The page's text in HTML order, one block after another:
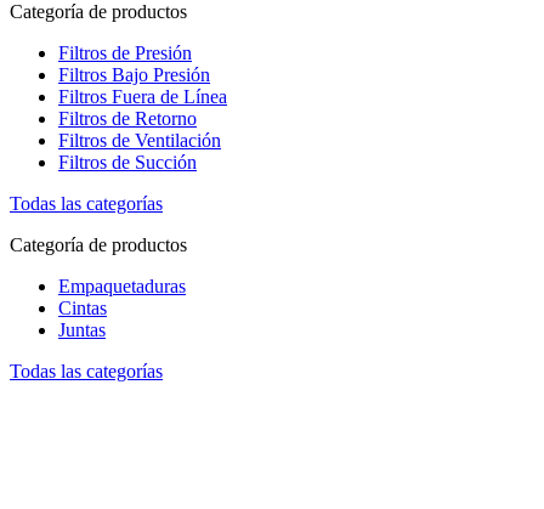
Categoría de productos
Filtros de Presión
Filtros Bajo Presión
Filtros Fuera de Línea
Filtros de Retorno
Filtros de Ventilación
Filtros de Succión
Todas las categorías
Categoría de productos
Empaquetaduras
Cintas
Juntas
Todas las categorías